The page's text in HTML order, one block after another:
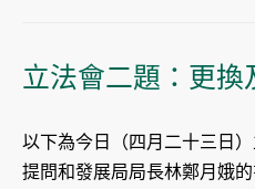
立法會二題：更換
以下為今日（四月二十三日
提問和發展局局長林鄭月娥的